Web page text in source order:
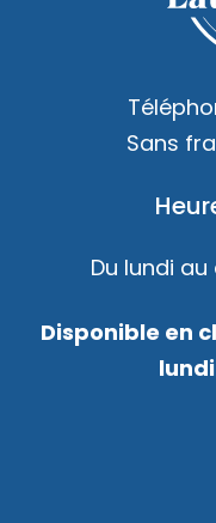
Sans
Du lundi
Disponible en